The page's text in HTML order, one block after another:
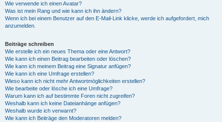
Wie verwende ich einen Avatar?
Was ist mein Rang und wie kann ich ihn ändern?
Wenn ich bei einem Benutzer auf den E-Mail-Link klicke, werde ich aufgefordert, mich
anzumelden.
Beiträge schreiben
Wie erstelle ich ein neues Thema oder eine Antwort?
Wie kann ich einen Beitrag bearbeiten oder löschen?
Wie kann ich meinem Beitrag eine Signatur anfügen?
Wie kann ich eine Umfrage erstellen?
Wieso kann ich nicht mehr Antwortmöglichkeiten erstellen?
Wie bearbeite oder lösche ich eine Umfrage?
Warum kann ich auf bestimmte Foren nicht zugreifen?
Weshalb kann ich keine Dateianhänge anfügen?
Weshalb wurde ich verwarnt?
Wie kann ich Beiträge den Moderatoren melden?